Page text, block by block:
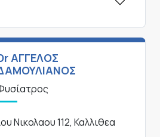
ΑΓΓΕΛΟΣ
Νικολαου 112, Καλλιθεα